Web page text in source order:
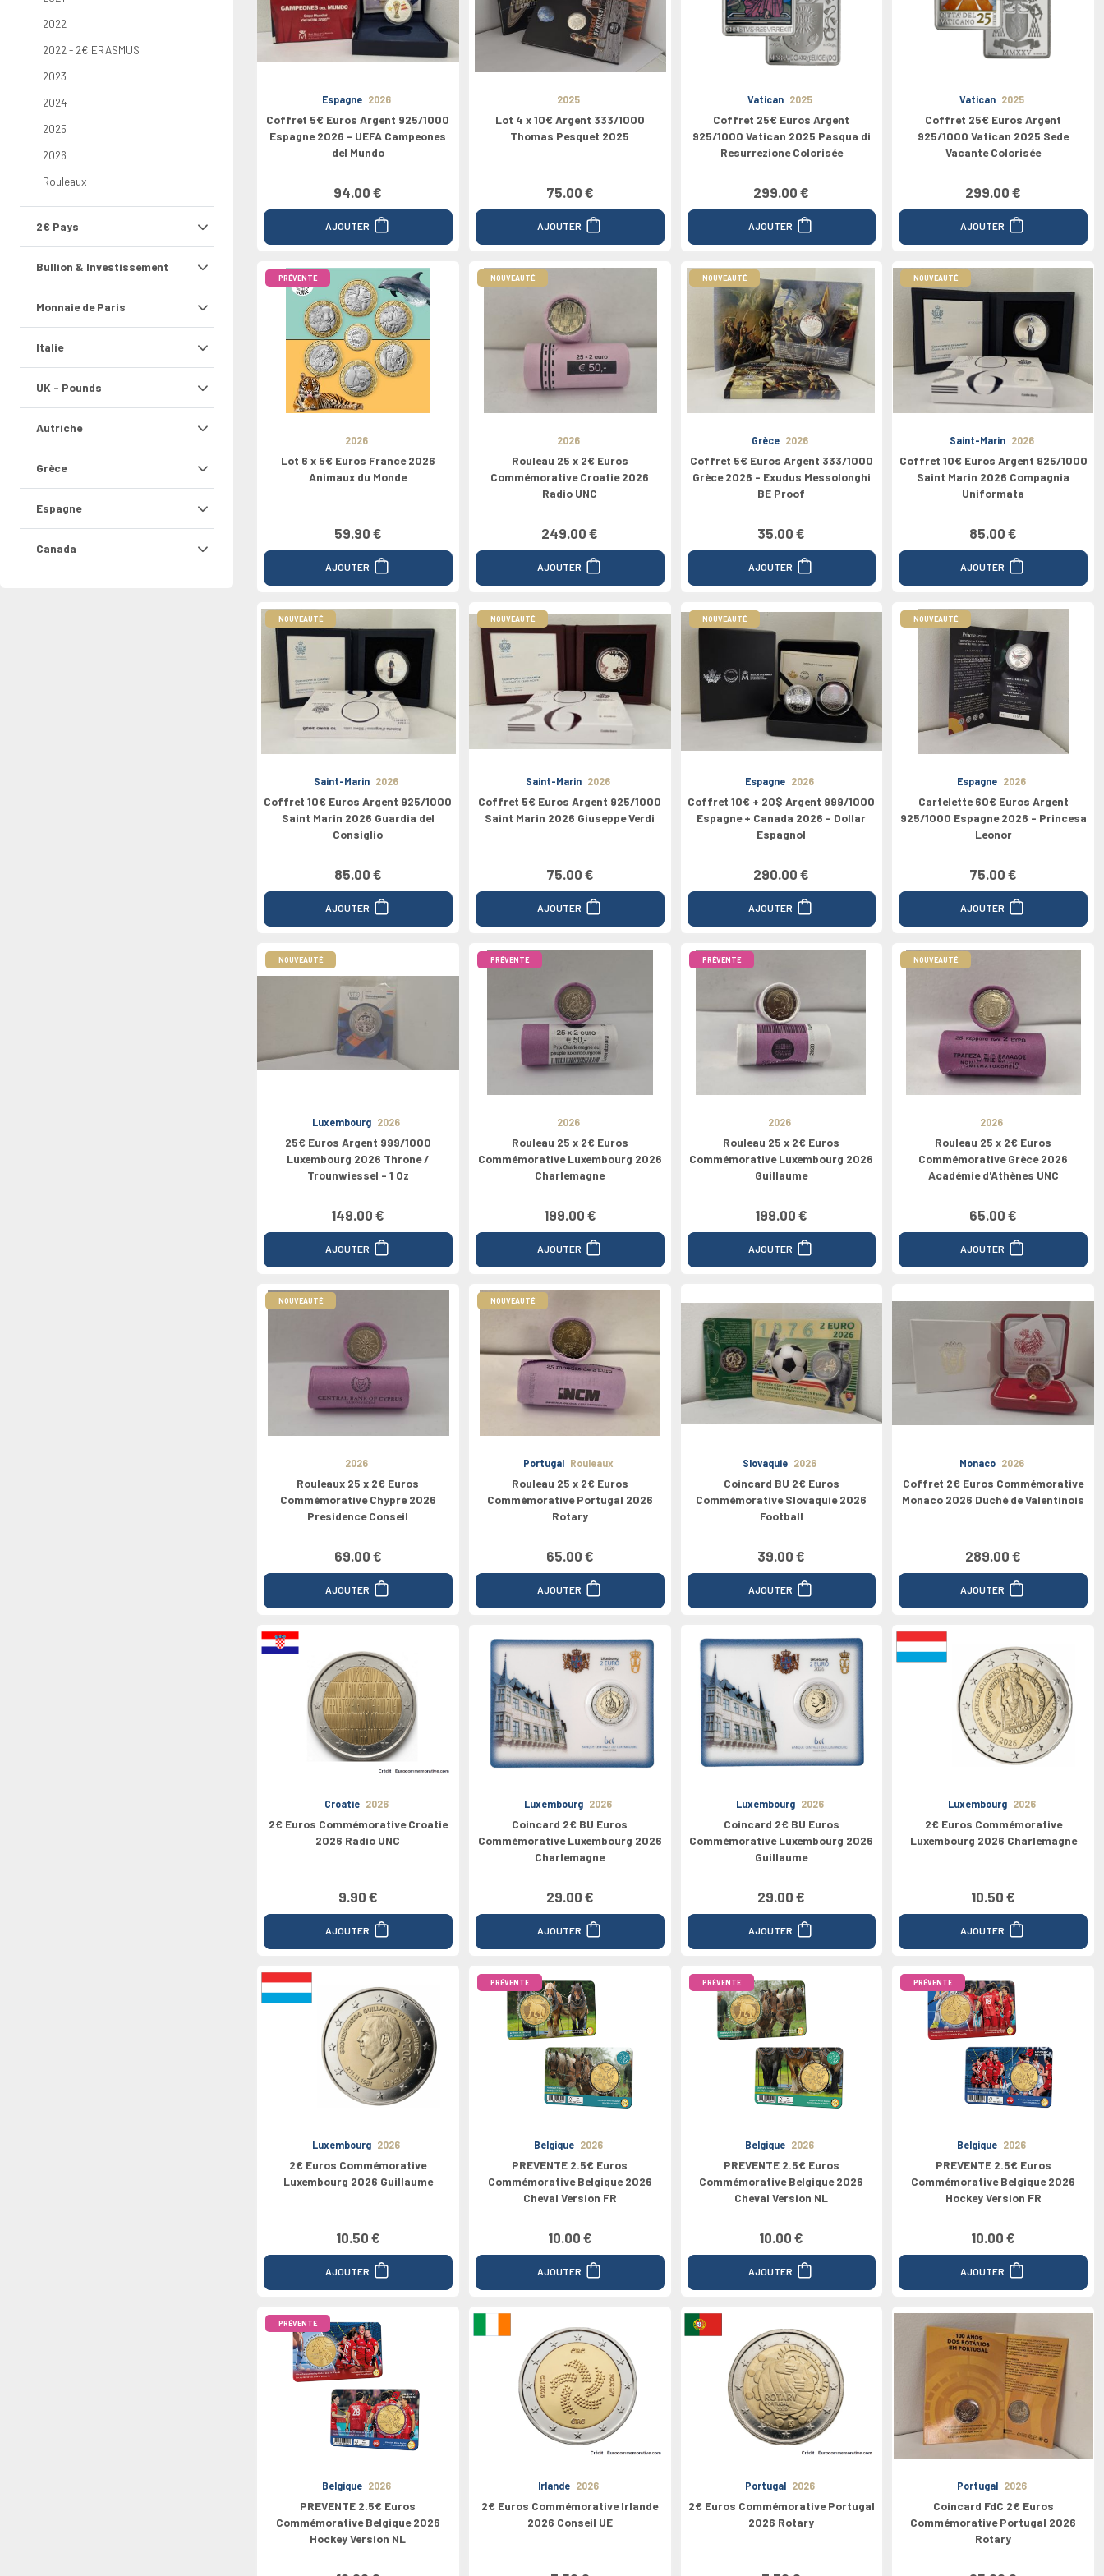
Lettonie
Vatican
Croatie
Bulgarie
Valeur 1/4€
Valeur 100€
Valeur 200€
Grèce
2024
Espagne
Pays-Bas
Portugal
Europe du Nord
Grèce
Luxembourg
Slovaquie
Croatie
Bulgarie
2022
2022 - 2€ ERASMUS
2023
2024
2025
2026
Rouleaux
2€ Pays
Bullion & Investissement
Monnaie de Paris
Italie
UK - Pounds
Autriche
Grèce
Espagne
Canada
Espagne 2026
Coffret 5€ Euros Argent 925/1000
Espagne 2026 - UEFA Campeones
del Mundo
94.00 €
AJOUTER
2025
Lot 4 x 10€ Argent 333/1000
Thomas Pesquet 2025
75.00 €
AJOUTER
Vatican 2025
Coffret 25€ Euros Argent
925/1000 Vatican 2025 Pasqua di
Resurrezione Colorisée
299.00 €
AJOUTER
Vatican 2025
Coffret 25€ Euros Argent
925/1000 Vatican 2025 Sede
Vacante Colorisée
299.00 €
AJOUTER
PRÉVENTE
2026
Lot 6 x 5€ Euros France 2026
Animaux du Monde
59.90 €
AJOUTER
NOUVEAUTÉ
2026
Rouleau 25 x 2€ Euros
Commémorative Croatie 2026
Radio UNC
249.00 €
AJOUTER
NOUVEAUTÉ
Grèce 2026
Coffret 5€ Euros Argent 333/1000
Grèce 2026 - Exudus Messolonghi
BE Proof
35.00 €
AJOUTER
NOUVEAUTÉ
Saint-Marin 2026
Coffret 10€ Euros Argent 925/1000
Saint Marin 2026 Compagnia
Uniformata
85.00 €
AJOUTER
NOUVEAUTÉ
Saint-Marin 2026
Coffret 10€ Euros Argent 925/1000
Saint Marin 2026 Guardia del
Consiglio
85.00 €
AJOUTER
NOUVEAUTÉ
Saint-Marin 2026
Coffret 5€ Euros Argent 925/1000
Saint Marin 2026 Giuseppe Verdi
75.00 €
AJOUTER
NOUVEAUTÉ
Espagne 2026
Coffret 10€ + 20$ Argent 999/1000
Espagne + Canada 2026 - Dollar
Espagnol
290.00 €
AJOUTER
NOUVEAUTÉ
Espagne 2026
Cartelette 60€ Euros Argent
925/1000 Espagne 2026 - Princesa
Leonor
75.00 €
AJOUTER
NOUVEAUTÉ
Luxembourg 2026
25€ Euros Argent 999/1000
Luxembourg 2026 Throne /
Trounwiessel - 1 Oz
149.00 €
AJOUTER
PRÉVENTE
2026
Rouleau 25 x 2€ Euros
Commémorative Luxembourg 2026
Charlemagne
199.00 €
AJOUTER
PRÉVENTE
2026
Rouleau 25 x 2€ Euros
Commémorative Luxembourg 2026
Guillaume
199.00 €
AJOUTER
NOUVEAUTÉ
2026
Rouleau 25 x 2€ Euros
Commémorative Grèce 2026
Académie d'Athènes UNC
65.00 €
AJOUTER
NOUVEAUTÉ
2026
Rouleaux 25 x 2€ Euros
Commémorative Chypre 2026
Presidence Conseil
69.00 €
AJOUTER
NOUVEAUTÉ
Portugal Rouleaux
Rouleau 25 x 2€ Euros
Commémorative Portugal 2026
Rotary
65.00 €
AJOUTER
Slovaquie 2026
Coincard BU 2€ Euros
Commémorative Slovaquie 2026
Football
39.00 €
AJOUTER
Monaco 2026
Coffret 2€ Euros Commémorative
Monaco 2026 Duché de Valentinois
289.00 €
AJOUTER
Croatie 2026
2€ Euros Commémorative Croatie
2026 Radio UNC
9.90 €
AJOUTER
Luxembourg 2026
Coincard 2€ BU Euros
Commémorative Luxembourg 2026
Charlemagne
29.00 €
AJOUTER
Luxembourg 2026
Coincard 2€ BU Euros
Commémorative Luxembourg 2026
Guillaume
29.00 €
AJOUTER
Luxembourg 2026
2€ Euros Commémorative
Luxembourg 2026 Charlemagne
10.50 €
AJOUTER
Luxembourg 2026
2€ Euros Commémorative
Luxembourg 2026 Guillaume
10.50 €
AJOUTER
PRÉVENTE
Belgique 2026
PREVENTE 2.5€ Euros
Commémorative Belgique 2026
Cheval Version FR
10.00 €
AJOUTER
PRÉVENTE
Belgique 2026
PREVENTE 2.5€ Euros
Commémorative Belgique 2026
Cheval Version NL
10.00 €
AJOUTER
PRÉVENTE
Belgique 2026
PREVENTE 2.5€ Euros
Commémorative Belgique 2026
Hockey Version FR
10.00 €
AJOUTER
PRÉVENTE
Belgique 2026
PREVENTE 2.5€ Euros
Commémorative Belgique 2026
Hockey Version NL
Irlande 2026
2€ Euros Commémorative Irlande
2026 Conseil UE
Portugal 2026
2€ Euros Commémorative Portugal
2026 Rotary
Portugal 2026
Coincard FdC 2€ Euros
Commémorative Portugal 2026
Rotary